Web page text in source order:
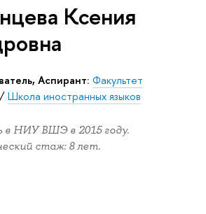
Ксения
Аспирант: Факультет
/Школа иностранных языков
НИУ ВШЭ в 2015 году.
стаж: 8 лет.